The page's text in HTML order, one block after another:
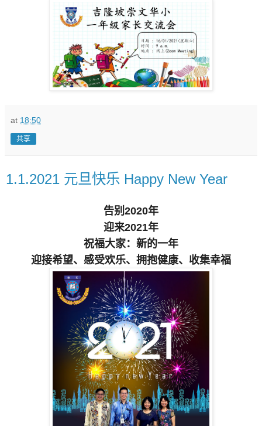
at 18:50
共享
1.1.2021 元旦快乐 Happy New Year
告别2020年
迎来2021年
祝福大家：新的一年
迎接希望、感受欢乐、拥抱健康、收集幸福